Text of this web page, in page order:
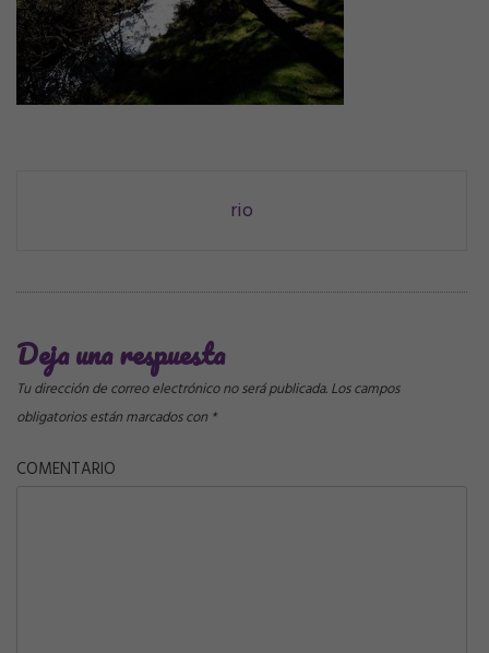
correos
rio
Deja una respuesta
Tu dirección de correo electrónico no será publicada.Los campos
obligatorios están marcados con *
COMENTARIO